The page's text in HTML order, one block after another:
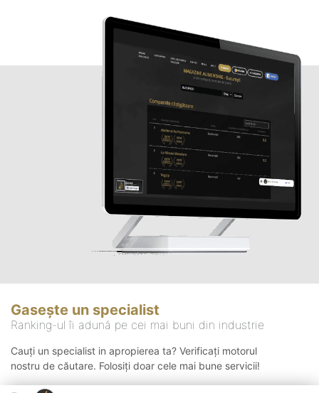
Gasește un specialist
Ranking-ul îi adună pe cei mai buni din industrie
Cauți un specialist in apropierea ta? Verificați motorul
nostru de căutare. Folosiți doar cele mai bune servicii!